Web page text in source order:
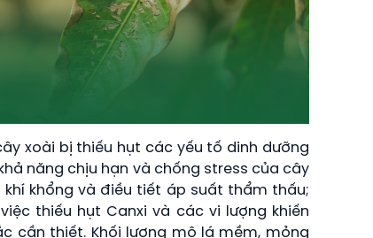
xoài bị thiếu hụt các yếu tố dinh dưỡng
năng chịu hạn và chống stress của cây
khổng và điều tiết áp suất thẩm thấu;
thiếu hụt Canxi và các vi lượng khiến
cần thiết. Khối lượng mô lá mềm, mỏng